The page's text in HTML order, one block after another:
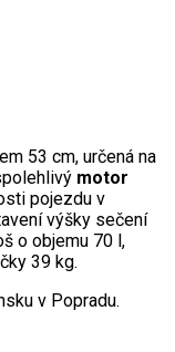
53 cm, určená na
motor
pojezdu v
výšky sečení
o objemu 70 l,
39 kg.
v Popradu.